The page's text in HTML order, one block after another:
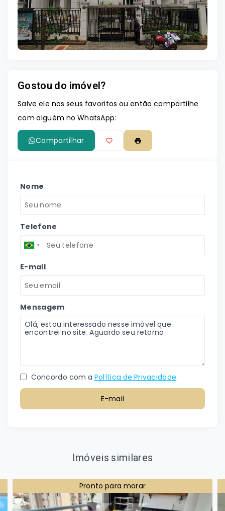
Gostou do imóvel?
Salve ele nos seus favoritos ou então compartilhe
com alguém no WhatsApp:
Compartilhar
Nome
Telefone
E-mail
Mensagem
Concordo com a Política de Privacidade
E-mail
Imóveis similares
Pronto para morar